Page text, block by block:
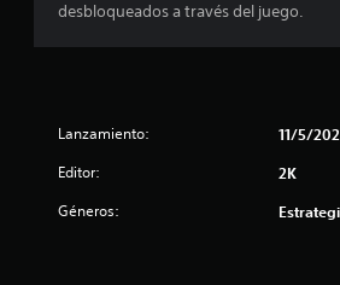
desbloqueados a través del juego.
Lanzamiento: 11/5/
Editor: 2K
Géneros: